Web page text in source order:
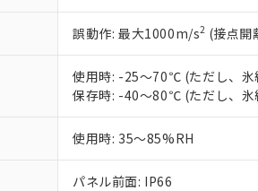
誤動作: 最大1000m/s2 (接点開
使用時: -25～70℃ (ただし、氷
保存時: -40～80℃ (ただし、氷
使用時: 35～85%RH
パネル前面: IP66
り割愛しております。